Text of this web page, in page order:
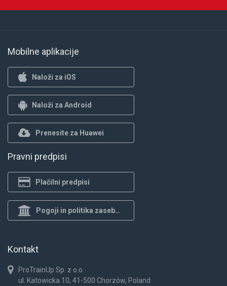
Mobilne aplikacije
Naloži za iOS
Naloži za Android
Prenesite za Huawei
Pravni predpisi
Plačilni predpisi
Pogoji in politika zasebnosti
Kontakt
ProTrainUp Sp. z o.o.
ul. Katowicka 10, 41-500 Chorzów, Poland